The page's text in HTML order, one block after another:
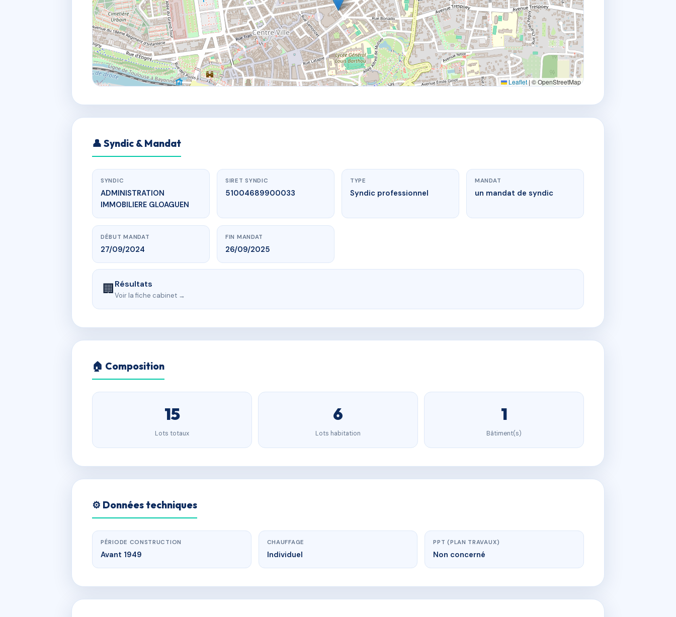
Leaflet | © OpenStreetMap
👤 Syndic & Mandat
SYNDIC
ADMINISTRATION
IMMOBILIERE GLOAGUEN
SIRET SYNDIC
51004689900033
TYPE
Syndic professionnel
MANDAT
un mandat de syndic
DÉBUT MANDAT
27/09/2024
FIN MANDAT
26/09/2025
🏢Résultats
Voir la fiche cabinet →
🏠 Composition
15
Lots totaux
6
Lots habitation
1
Bâtiment(s)
⚙️ Données techniques
PÉRIODE CONSTRUCTION
Avant 1949
CHAUFFAGE
Individuel
PPT (PLAN TRAVAUX)
Non concerné